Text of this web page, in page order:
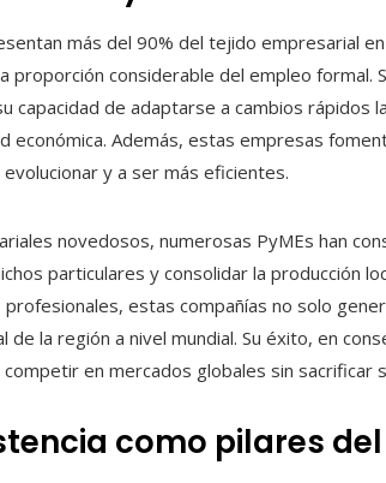
más del 90% del tejido empresarial
proporción considerable del empleo formal.
capacidad de adaptarse a cambios rápidos
económica. Además, estas empresas
y a ser más eficientes.
novedosos, numerosas PyMEs han
particulares y consolidar la producción
estas compañías no solo
la región a nivel mundial. Su éxito, en
en mercados globales sin sacrificar
como pilares